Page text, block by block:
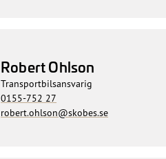
Robert Ohlson
Transportbilsansvarig
0155-752 27
robert.ohlson@skobes.se